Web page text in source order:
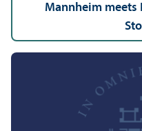
Mannheim meets